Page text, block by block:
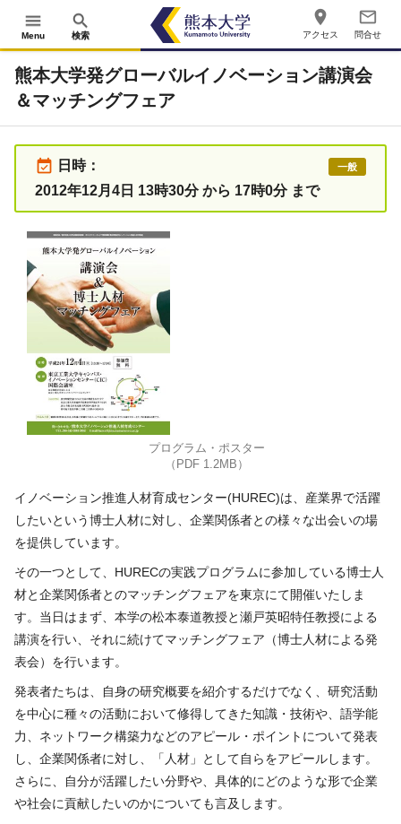
menu
Menu
search
検索
place
アクセス
mail_outline
問合せ
熊本大学発グローバルイノベーション講演会
＆マッチングフェア
event_available 日時：
2012年12月4日 13時30分 から 17時0分 まで
一般
プログラム・ポスター
（PDF 1.2MB）
イノベーション推進人材育成センター(HUREC)は、産業界で活躍
したいという博士人材に対し、企業関係者との様々な出会いの場
を提供しています。
その一つとして、HURECの実践プログラムに参加している博士人
材と企業関係者とのマッチングフェアを東京にて開催いたしま
す。当日はまず、本学の松本泰道教授と瀬戸英昭特任教授による
講演を行い、それに続けてマッチングフェア（博士人材による発
表会）を行います。
発表者たちは、自身の研究概要を紹介するだけでなく、研究活動
を中心に種々の活動において修得してきた知識・技術や、語学能
力、ネットワーク構築力などのアピール・ポイントについて発表
し、企業関係者に対し、「人材」として自らをアピールします。
さらに、自分が活躍したい分野や、具体的にどのような形で企業
や社会に貢献したいのかについても言及します。